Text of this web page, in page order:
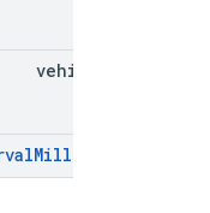
vehicle
Millis